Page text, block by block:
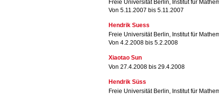
Freie Universität Berlin, Institut für
Von 5.11.2007 bis 5.11.2007
Hendrik Suess
Freie Universität Berlin, Institut für
Von 4.2.2008 bis 5.2.2008
Xiaotao Sun
Von 27.4.2008 bis 29.4.2008
Hendrik Süss
Freie Universität Berlin, Institut für